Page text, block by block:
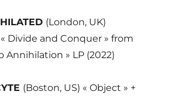
(London, UK)
Divide and Conquer » from
Annihilation » LP (2022)
(Boston, US) « Object » +